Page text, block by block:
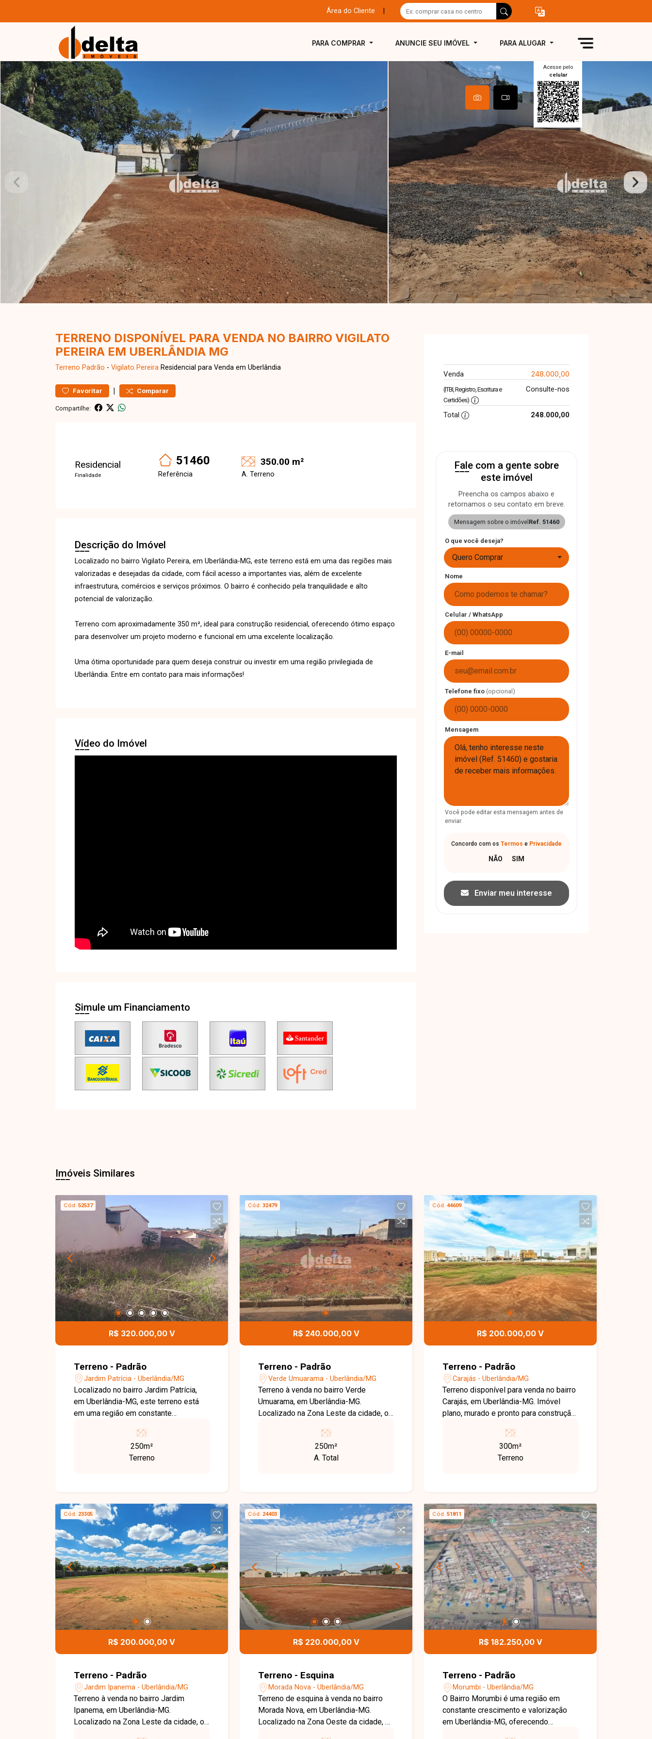
Área do Cliente
PARA COMPRAR ANUNCIE SEU IMÓVEL PARA ALUGAR
Acesse pelo
celular
TERRENO DISPONÍVEL PARA VENDA NO BAIRRO VIGILATO
PEREIRA EM UBERLÂNDIA MG
Terreno Padrão - Vigilato Pereira Residencial para Venda em Uberlândia
Favoritar | Comparar
Compartilhe:
Residencial
Finalidade
51460
Referência
350.00 m²
A. Terreno
Descrição do Imóvel
Localizado no bairro Vigilato Pereira, em Uberlândia-MG, este terreno está em uma das regiões mais
valorizadas e desejadas da cidade, com fácil acesso a importantes vias, além de excelente
infraestrutura, comércios e serviços próximos. O bairro é conhecido pela tranquilidade e alto
potencial de valorização.
Terreno com aproximadamente 350 m², ideal para construção residencial, oferecendo ótimo espaço
para desenvolver um projeto moderno e funcional em uma excelente localização.
Uma ótima oportunidade para quem deseja construir ou investir em uma região privilegiada de
Uberlândia. Entre em contato para mais informações!
Vídeo do Imóvel
Simule um Financiamento
Venda 248.000,00
(ITBI, Registro, Escritura e
Certidões)
Consulte-nos
Total 248.000,00
Fale com a gente sobre
este imóvel
Preencha os campos abaixo e
retornamos o seu contato em breve.
Mensagem sobre o imóvel Ref. 51460
O que você deseja?
Quero Comprar
Nome
Celular / WhatsApp
E-mail
Telefone fixo (opcional)
Mensagem
Você pode editar esta mensagem antes de
enviar.
Concordo com os Termos e Privacidade
Enviar meu interesse
Imóveis Similares
Cód. 52537
R$ 320.000,00 V
Terreno - Padrão
Jardim Patrícia - Uberlândia/MG
Localizado no bairro Jardim Patrícia,
em Uberlândia-MG, este terreno está
em uma região em constante
infraestrutura e fácil acesso às
principais vias da cidade. O bairro
oferece praticidade no dia a dia,
imóvel consiste em um excelente
terreno com leve aclive, localizado no
centro do bairro, em uma rua
predominantemente residencial e ao
mesmo tempo próxima a toda a região
de comércio local. O terreno encontra-
se totalmente murado e conta com
portão, oferecendo mais segurança e
praticidade para futuros projetos
residenciais ou de investimento. Esta é
uma excelente oportunidade para quem
privilegiada, em um bairro consolidado
Entre em contato e agende uma visita
para conhecer todos os detalhes deste
terreno no Jardim Patrícia.
250m²
Terreno
Cód. 32479
R$ 240.000,00 V
Terreno - Padrão
Verde Umuarama - Uberlândia/MG
Terreno à venda no bairro Verde
Umuarama, em Uberlândia-MG.
Localizado na Zona Leste da cidade, o
incluindo ruas asfaltadas, iluminação
pública eficiente e coleta de lixo
regular. Além disso, conta com escolas,
terreno está situado em uma área
tranquila e segura, com fácil acesso a
importantes vias da cidade, facilitando
a mobilidade para outras regiões. Ideal
para investidores e construtores que
buscam um local estratégico para
desenvolvimento de projetos
residenciais ou comerciais.
Disponibilidade e valores sujeitos a
alteração.
250m²
A. Total
Cód. 44609
R$ 200.000,00 V
Terreno - Padrão
Carajás - Uberlândia/MG
Terreno disponível para venda no bairro
Carajás, em Uberlândia-MG. Imóvel
plano, murado e pronto para construção.
comerciais, oferecendo versatilidade e
segurança para o seu investimento.
Localizado em uma região estratégica,
fácil acesso a transporte público. Está
próximo a importantes pontos da
cidade, facilitando o dia a dia e
agregando ainda mais valor à
propriedade. Disponibilidade e valores
sujeitos a alteração, imagens
ilustrativas.
300m²
Terreno
Cód. 23305
R$ 200.000,00 V
Terreno - Padrão
Jardim Ipanema - Uberlândia/MG
Terreno à venda no bairro Jardim
Ipanema, em Uberlândia-MG.
Localizado na Zona Leste da cidade, o
Cód. 24403
R$ 220.000,00 V
Terreno - Esquina
Morada Nova - Uberlândia/MG
Terreno de esquina à venda no bairro
Morada Nova, em Uberlândia-MG.
Localizado na Zona Oeste da cidade, o
Cód. 51811
R$ 182.250,00 V
Terreno - Padrão
Morumbi - Uberlândia/MG
O Bairro Morumbi é uma região em
constante crescimento e valorização
em Uberlândia-MG, oferecendo